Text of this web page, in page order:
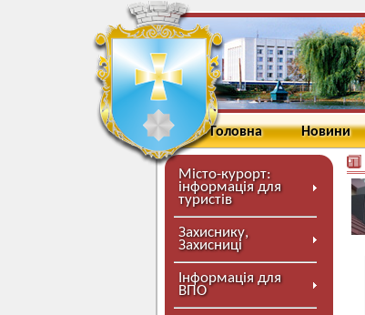
Головна Новини
Місто-курорт:
інформація для
туристів
Захиснику,
Захисниці
Інформація для
ВПО